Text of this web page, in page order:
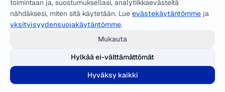
toimintaan ja, suostumuksellasi, analytiikkaevästeitä
nähdäksesi, miten sitä käytetään. Lue evästekäytäntömme ja
yksityisyydensuojakäytäntömme.
Mukauta
Hylkää ei-välttämättömät
Hyväksy kaikki